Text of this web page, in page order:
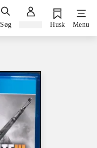
Søg Husk Menu